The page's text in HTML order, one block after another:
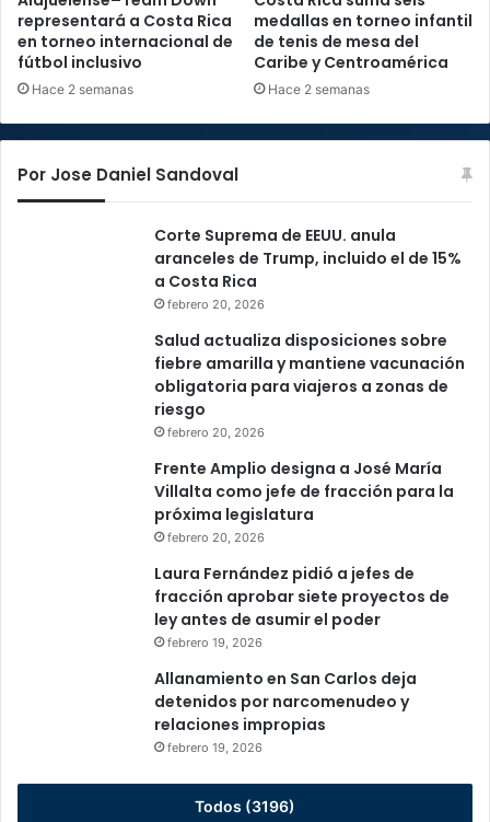
representará a Costa Rica
en torneo internacional de
fútbol inclusivo
Hace 2 semanas
medallas en torneo infantil
de tenis de mesa del
Caribe y Centroamérica
Hace 2 semanas
Por Jose Daniel Sandoval
Corte Suprema de EEUU. anula
aranceles de Trump, incluido el de 15%
a Costa Rica
febrero 20, 2026
Salud actualiza disposiciones sobre
fiebre amarilla y mantiene vacunación
obligatoria para viajeros a zonas de
riesgo
febrero 20, 2026
Frente Amplio designa a José María
Villalta como jefe de fracción para la
próxima legislatura
febrero 20, 2026
Laura Fernández pidió a jefes de
fracción aprobar siete proyectos de
ley antes de asumir el poder
febrero 19, 2026
Allanamiento en San Carlos deja
detenidos por narcomenudeo y
relaciones impropias
febrero 19, 2026
Todos (3196)